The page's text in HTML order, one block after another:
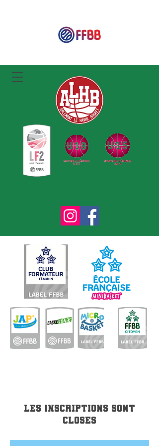
Les inscriptions sont
closes